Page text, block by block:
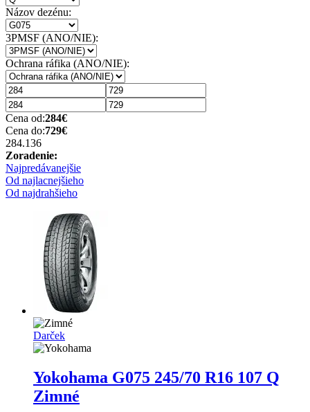
Názov dezénu:
3PMSF (ANO/NIE):
Ochrana ráfika (ANO/NIE):
Cena od:284€
Cena do:729€
284.136
Zoradenie:
Najpredávanejšie
Od najlacnejšieho
Od najdrahšieho
Darček
Yokohama G075 245/70 R16 107 Q
Zimné